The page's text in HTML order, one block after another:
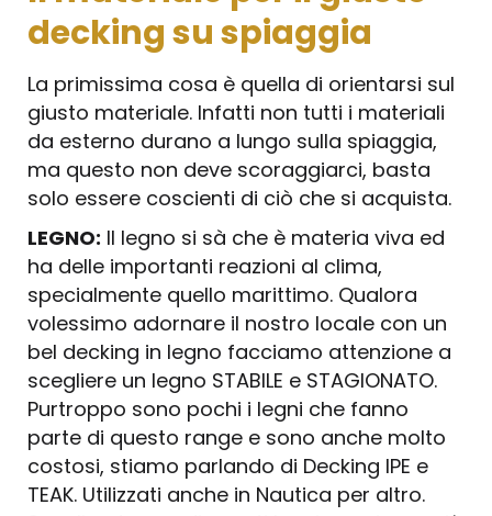
decking su spiaggia
La primissima cosa è quella di orientarsi sul
giusto materiale. Infatti non tutti i materiali
da esterno durano a lungo sulla spiaggia,
ma questo non deve scoraggiarci, basta
solo essere coscienti di ciò che si acquista.
LEGNO: Il legno si sà che è materia viva ed
ha delle importanti reazioni al clima,
specialmente quello marittimo. Qualora
volessimo adornare il nostro locale con un
bel decking in legno facciamo attenzione a
scegliere un legno STABILE e STAGIONATO.
Purtroppo sono pochi i legni che fanno
parte di questo range e sono anche molto
costosi, stiamo parlando di Decking IPE e
TEAK. Utilizzati anche in Nautica per altro.